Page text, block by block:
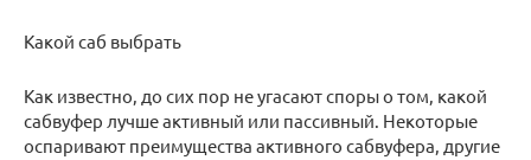
Какой саб выбрать
Как известно, до сих пор не угасают споры о том, какой
сабвуфер лучше активный или пассивный. Некоторые
оспаривают преимущества активного сабвуфера, другие